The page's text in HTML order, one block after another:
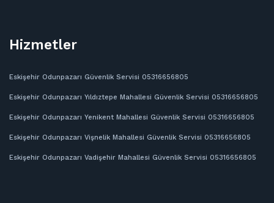
Hizmetler
Eskişehir Odunpazarı Güvenlik Servisi 05316656805
Eskişehir Odunpazarı Yıldıztepe Mahallesi Güvenlik Servisi 05316656805
Eskişehir Odunpazarı Yenikent Mahallesi Güvenlik Servisi 05316656805
Eskişehir Odunpazarı Vişnelik Mahallesi Güvenlik Servisi 05316656805
Eskişehir Odunpazarı Vadişehir Mahallesi Güvenlik Servisi 05316656805